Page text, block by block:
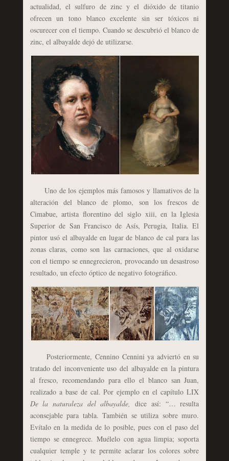
actualidad, el sulfuro de zinc y el dióxido de titanio
ofrecen un tono blanco excelente sin ser tóxicos ni
oscurecer con el tiempo. Cuando se descubrió el blanco de
zinc, el albayalde dejó de utilizarse.
Uno de los ejemplos más famosos y llamativos de la
alteración del blanco de plomo, son los frescos de
Cimabue, artista florentino del siglo xiii, en la Iglesia
Superior de San Francisco de Asís, Perugia, Italia. El
pintor usó el albayalde en lugar de blanco de cal para las
zonas claras, como son las carnaciones, que al oxidarse
con el tiempo se ennegrecieron, provocando un desastroso
resultado, un efecto óptico de negativo fotográfico.
Posteriormente, Cennino Cennini ya adviertó en su
tratado del inconveniente uso del albayalde en la pintura
al fresco, recomendando para ello el blanco san Juan,
realizado a base de cal. Por ejemplo en el capítulo LIX
De la naturaleza del albayalde,dice así: “… resulta
aconsejable para tabla. También se utiliza sobre muro.
Evítalo en la medida de lo posible, pues con el paso del
tiempo se ennegrece. Muélelo con agua limpia; soporta
cualquier temple y te permite aclarar los colores sobre